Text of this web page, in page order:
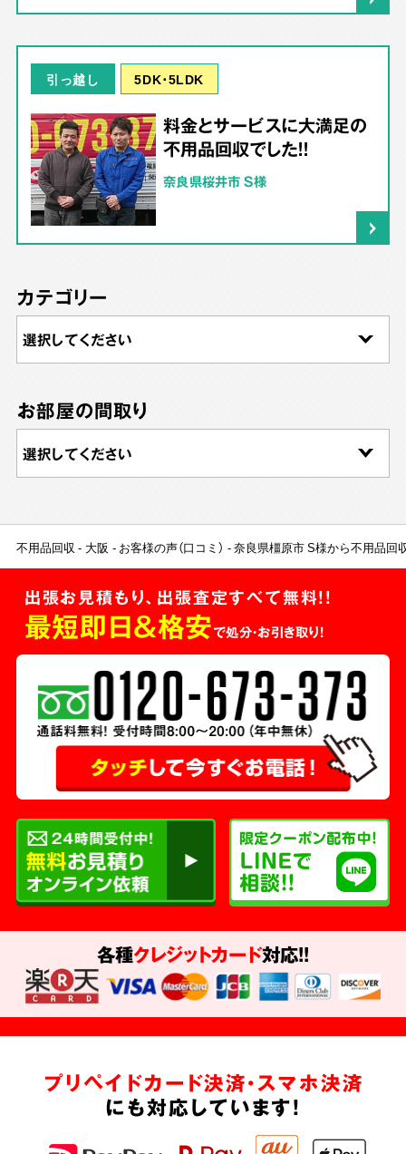
引っ越し 5DK･5LDK
料金とサービスに大満足の
不用品回収でした！！
奈良県桜井市 Ｓ様
カテゴリー
お部屋の間取り
不用品回収 大阪 お客様の声（口コミ） 奈良県橿原市 S様から不用品回
出張お見積もり、出張査定すべて無料!!
最短即日＆格安で処分・お引き取り！
各種クレジットカード対応!!
プリペイドカード決済・スマホ決済
にも対応しています!